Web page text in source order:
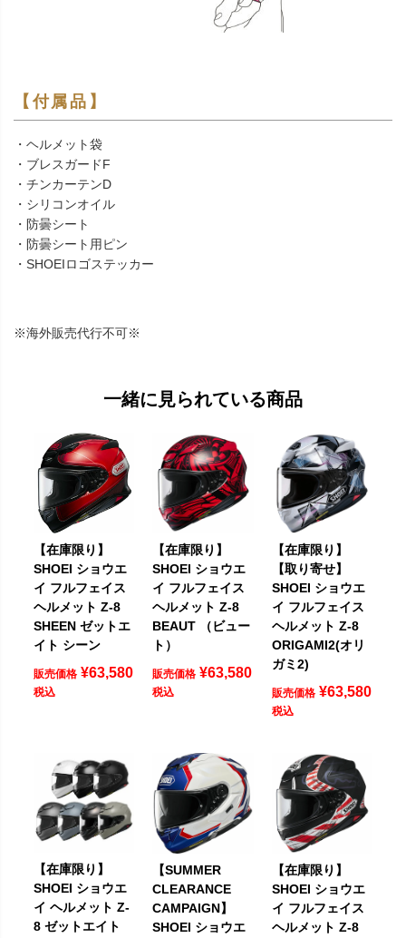
【付属品】
・ヘルメット袋
・ブレスガードF
・チンカーテンD
・シリコンオイル
・防曇シート
・防曇シート用ピン
・SHOEIロゴステッカー
※海外販売代行不可※
一緒に見られている商品
【在庫限り】
SHOEI ショウエ
イ フルフェイス
ヘルメット Z-8
SHEEN ゼットエ
イト シーン
販売価格 ¥63,580
税込
【在庫限り】
SHOEI ショウエ
イ フルフェイス
ヘルメット Z-8
BEAUT （ビュー
ト）
販売価格 ¥63,580
税込
【在庫限り】
【取り寄せ】
SHOEI ショウエ
イ フルフェイス
ヘルメット Z-8
ORIGAMI2(オリ
ガミ2)
販売価格 ¥63,580
税込
【在庫限り】
SHOEI ショウエ
イ ヘルメット Z-
8 ゼットエイト
【SUMMER
CLEARANCE
CAMPAIGN】
SHOEI ショウエ
【在庫限り】
SHOEI ショウエ
イ フルフェイス
ヘルメット Z-8